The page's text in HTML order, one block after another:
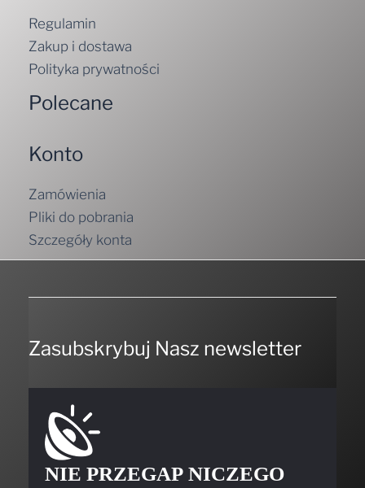
Regulamin
Zakup i dostawa
Polityka prywatności
Polecane
Konto
Zamówienia
Pliki do pobrania
Szczegóły konta
Zasubskrybuj Nasz newsletter
NIE PRZEGAP NICZEGO